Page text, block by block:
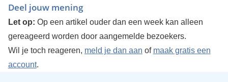
Deel jouw mening
Let op: Op een artikel ouder dan een week kan alleen
gereageerd worden door aangemelde bezoekers.
Wil je toch reageren, meld je dan aan of maak gratis een
account.